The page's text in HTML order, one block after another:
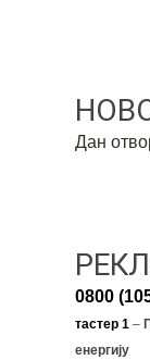
Дан
0800
тастер 1–
енергију